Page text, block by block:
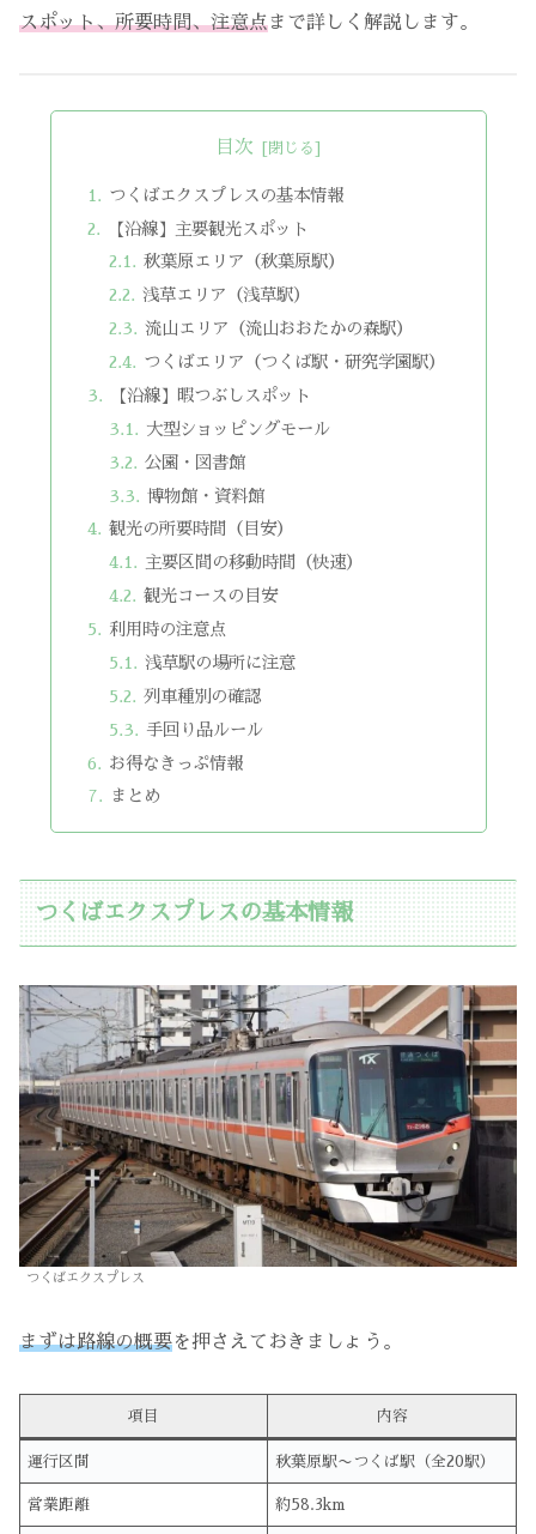
スポット、所要時間、注意点まで詳しく解説します。
目次
つくばエクスプレスの基本情報
【沿線】主要観光スポット
秋葉原エリア（秋葉原駅）
浅草エリア（浅草駅）
流山エリア（流山おおたかの森駅）
つくばエリア（つくば駅・研究学園駅）
【沿線】暇つぶしスポット
大型ショッピングモール
公園・図書館
博物館・資料館
観光の所要時間（目安）
主要区間の移動時間（快速）
観光コースの目安
利用時の注意点
浅草駅の場所に注意
列車種別の確認
手回り品ルール
お得なきっぷ情報
まとめ
つくばエクスプレスの基本情報
つくばエクスプレス
まずは路線の概要を押さえておきましょう。
項目 内容
運行区間 秋葉原駅〜つくば駅（全20駅）
営業距離 約58.3km